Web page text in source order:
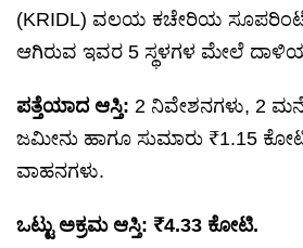
(KRIDL) ವಲಯ ಕಚೇರಿಯ
ಆಗಿರುವ ಇವರ 5 ಸ್ಥಳಗಳ ಮೇಲೆ
ಪತ್ತೆಯಾದ ಆಸ್ತಿ: 2 ನಿವೇಶನಗಳು, 2
ಜಮೀನು ಹಾಗೂ ಸುಮಾರು ₹1.15
ವಾಹನಗಳು.
ಒಟ್ಟು ಅಕ್ರಮ ಆಸ್ತಿ: ₹4.33 ಕೋಟಿ.